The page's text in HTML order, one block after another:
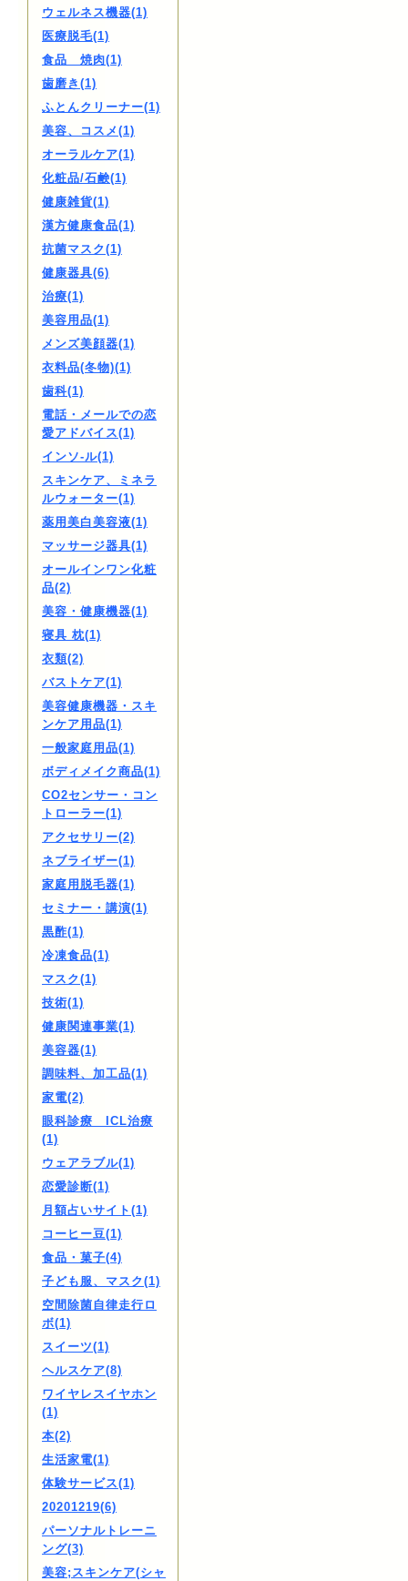
ウェルネス機器(1)
医療脱毛(1)
食品 焼肉(1)
歯磨き(1)
ふとんクリーナー(1)
美容、コスメ(1)
オーラルケア(1)
化粧品/石鹸(1)
健康雑貨(1)
漢方健康食品(1)
抗菌マスク(1)
健康器具(6)
治療(1)
美容用品(1)
メンズ美顔器(1)
衣料品(冬物)(1)
歯科(1)
電話・メールでの恋
愛アドバイス(1)
インソ-ル(1)
スキンケア、ミネラ
ルウォーター(1)
薬用美白美容液(1)
マッサージ器具(1)
オールインワン化粧
品(2)
美容・健康機器(1)
寝具 枕(1)
衣類(2)
バストケア(1)
美容健康機器・スキ
ンケア用品(1)
一般家庭用品(1)
ボディメイク商品(1)
CO2センサー・コン
トローラー(1)
アクセサリー(2)
ネブライザー(1)
家庭用脱毛器(1)
セミナー・講演(1)
黒酢(1)
冷凍食品(1)
マスク(1)
技術(1)
健康関連事業(1)
美容器(1)
調味料、加工品(1)
家電(2)
眼科診療 ICL治療
(1)
ウェアラブル(1)
恋愛診断(1)
月額占いサイト(1)
コーヒー豆(1)
食品・菓子(4)
子ども服、マスク(1)
空間除菌自律走行ロ
ボ(1)
スイーツ(1)
ヘルスケア(8)
ワイヤレスイヤホン
(1)
本(2)
生活家電(1)
体験サービス(1)
20201219(6)
パーソナルトレーニ
ング(3)
美容;スキンケア(シャ